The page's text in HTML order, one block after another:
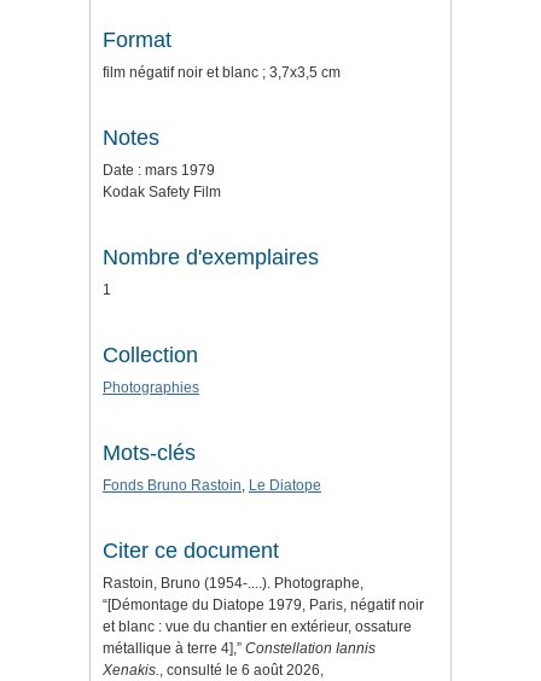
Format
film négatif noir et blanc ; 3,7x3,5 cm
Notes
Date : mars 1979
Kodak Safety Film
Nombre d'exemplaires
1
Collection
Photographies
Mots-clés
Fonds Bruno Rastoin, Le Diatope
Citer ce document
Rastoin, Bruno (1954-....). Photographe,
“[Démontage du Diatope 1979, Paris, négatif noir
et blanc : vue du chantier en extérieur, ossature
métallique à terre 4],” Constellation Iannis
Xenakis., consulté le 6 août 2026,